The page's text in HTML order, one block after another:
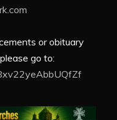
or obituary
go to: